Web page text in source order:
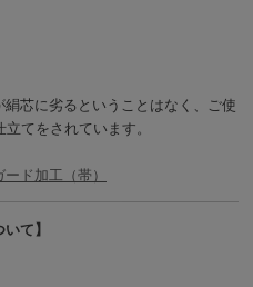
芯に劣るということはなく、ご使
てをされています。
ード加工（帯）
て】